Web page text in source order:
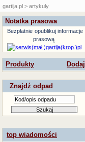
gartija.pl > artykuły
Notatka prasowa
Bezpłatnie opublikuj informacje
prasową
Produkty Dodaj
Znajdź odpad
top wiadomości